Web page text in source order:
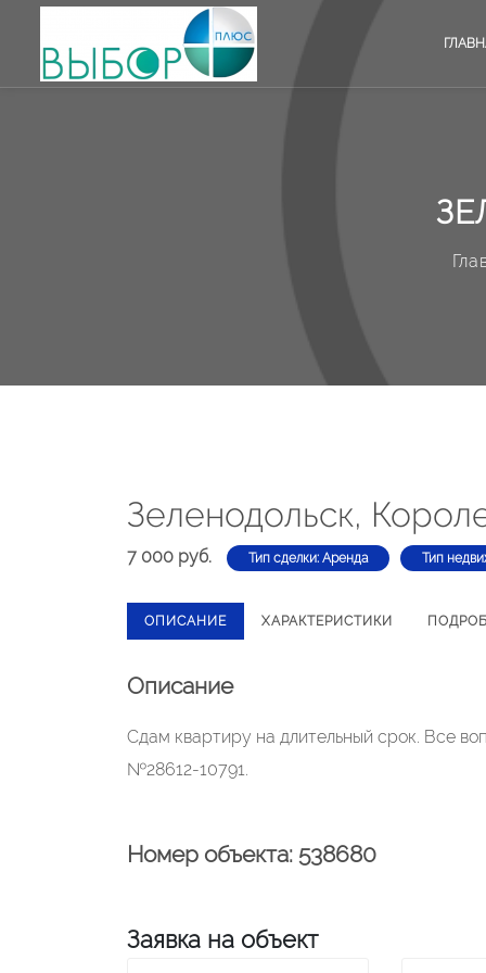
Зеленодольск,
7 000 руб. Тип сделки: Аренда Тип
ОПИСАНИЕ ХАРАКТЕРИСТИКИ
Описание
Сдам квартиру на длительный срок. Все
№28612-10791.
Номер объекта: 538680
Заявка на объект